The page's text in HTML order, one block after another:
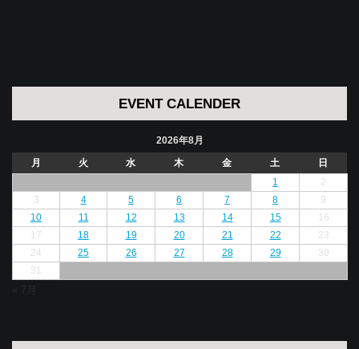
EVENT CALENDER
2026年8月
月
火 水 木 金 土
日
1
2
3
4 5 6 7 8
9
10
11 12 13 14 15
16
17
18 19 20 21 22
23
24
25 26 27 28 29
30
31
« 7月